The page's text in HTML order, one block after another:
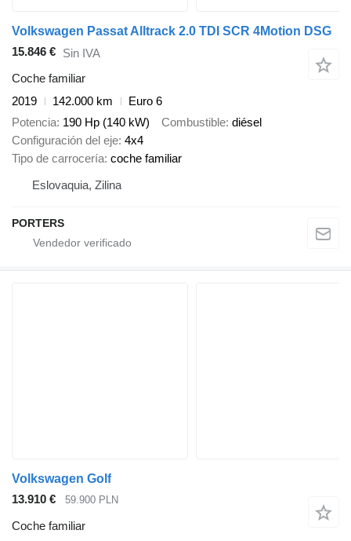
Volkswagen Passat Alltrack 2.0 TDI SCR 4Motion DSG
15.846 € Sin IVA
Coche familiar
2019
142.000 km
Euro 6
Potencia 190 Hp (140 kW) Combustible diésel
Configuración del eje 4x4
Tipo de carrocería coche familiar
Eslovaquia, Zilina
PORTERS
Volkswagen Golf
13.910 €
59.900 PLN
Coche familiar